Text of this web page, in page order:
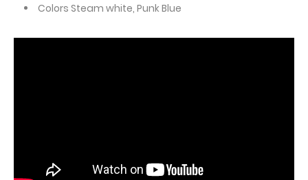
Colors Steam white, Punk Blue